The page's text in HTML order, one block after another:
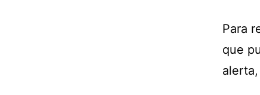
Para
que